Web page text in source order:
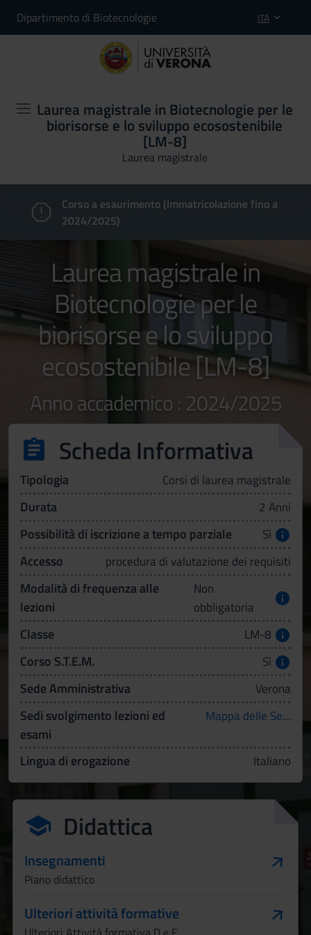
Dipartimento di Biotecnologie ITA
Laurea magistrale in Biotecnologie per le
biorisorse e lo sviluppo ecosostenibile
[LM-8]
Laurea magistrale
Corso a esaurimento (Immatricolazione fino a
2024/2025)
Laurea magistrale in
Biotecnologie per le
biorisorse e lo sviluppo
ecosostenibile [LM-8]
Anno accademico : 2024/2025
Scheda Informativa
Tipologia Corsi di laurea magistrale
Durata 2 Anni
Possibilità di iscrizione a tempo parziale Sì
Accesso procedura di valutazione dei requisiti
Modalità di frequenza alle
lezioni
Non
obbligatoria
Classe LM-8
Corso S.T.E.M. Sì
Sede Amministrativa Verona
Sedi svolgimento lezioni ed
esami
Mappa delle Sedi
Lingua di erogazione Italiano
Didattica
Insegnamenti
Piano didattico
Ulteriori attività formative